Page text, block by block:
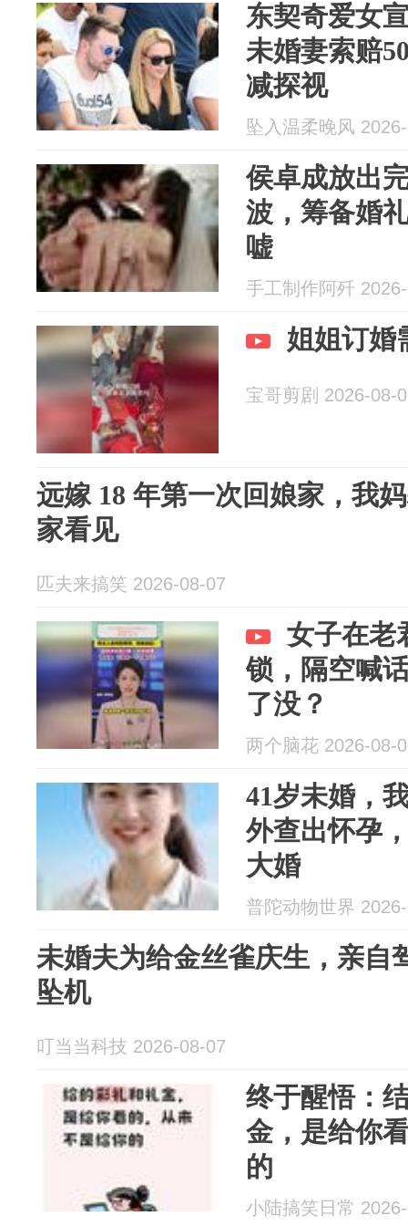
东契奇爱女
未婚妻索赔
减探视
坠入温柔晚风
侯卓成放出
波，筹备婚
嘘
手工制作阿歼
姐姐订婚
宝哥剪剧 2026-08-
远嫁 18 年第一次回娘家，我
家看见
匹夫来搞笑 2026-08-07
女子在老
锁，隔空喊
了没？
两个脑花 2026-08-
41岁未婚，
外查出怀孕
大婚
普陀动物世界
未婚夫为给金丝雀庆生，亲自
坠机
叮当当科技 2026-08-07
终于醒悟：
金，是给你
的
小陆搞笑日常